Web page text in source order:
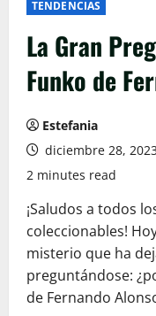
TENDENCIAS
La Gran
Funko de
Estefania
diciembre 28, 2023
2 minutes read
¡Saludos a todos
coleccionables!
misterio que ha
preguntándose:
de Fernando